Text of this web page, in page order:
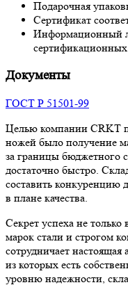
Подарочная
Сертификат
Информационный
Документы
ГОСТ Р 51501-99
Целью компании CRKT
ножей было получение
за границы бюджетного
достаточно быстро.
составить конкуренцию
в плане качества.
Секрет успеха не
марок стали и строгом
сотрудничает
из которых есть
уровню надежности,